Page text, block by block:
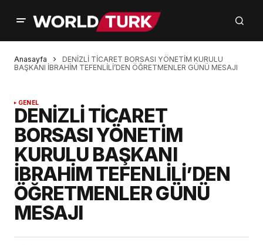
Anasayfa
DENİZLİ TİCARET BORSASI YÖNETİM KURULU
BAŞKANI İBRAHİM TEFENLİLİ’DEN ÖĞRETMENLER GÜNÜ MESAJI
GENEL
DENİZLİ TİCARET
BORSASI YÖNETİM
KURULU BAŞKANI
İBRAHİM TEFENLİLİ’DEN
ÖĞRETMENLER GÜNÜ
MESAJI